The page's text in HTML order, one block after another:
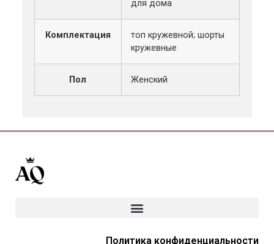
для дома
Комплектация
топ кружевной; шорты
кружевные
Пол Женский
Политика конфиденциальности